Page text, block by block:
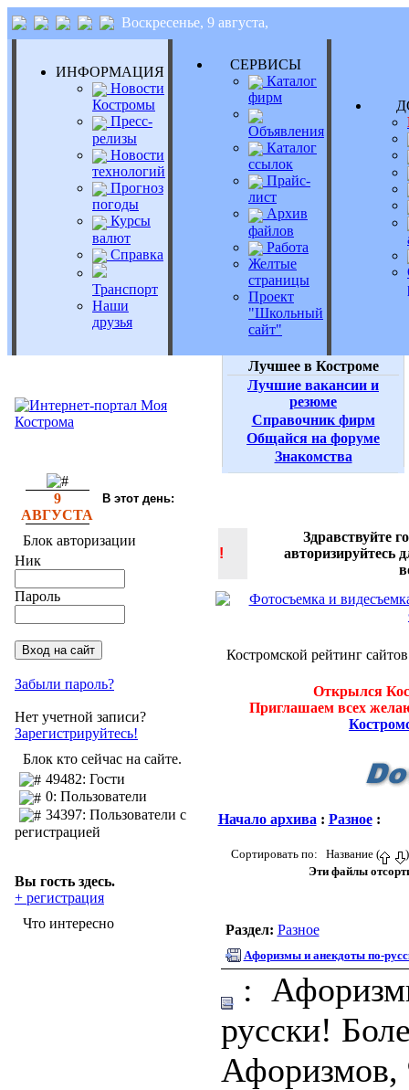
Воскресенье, 9 августа,
ИНФОРМАЦИЯ
Новости
Костромы
Пресс-
релизы
Новости
технологий
Прогноз
погоды
Курсы
валют
Справка
Транспорт
Наши
друзья
СЕРВИСЫ
Каталог
фирм
Объявления
Каталог
ссылок
Прайс-
лист
Архив
файлов
Работа
Желтые
страницы
Проект
"Школьный
сайт"
Лучшее в Костроме
Лучшие вакансии и
резюме
Справочник фирм
Общайся на форуме
Знакомства
9
АВГУСТА
В этот день:
Блок авторизации
Ник
Пароль
Забыли пароль?
Нет учетной записи?
Зарегистрируйтесь!
Блок кто сейчас на сайте.
49482: Гости
0: Пользователи
34397: Пользователи с
регистрацией
Вы гость здесь.
+ регистрация
Что интересно
!
Здравствуйте
авторизируйтесь
Костромской рейтинг сайтов
Открылся
Приглашаем всех
Начало архива : Разное:
Сортировать по: Название (
Эти файлы
Раздел: Разное
Афоризмы и анекдоты по-
:
русски!
Афоризмов,